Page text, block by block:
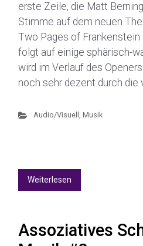
erste Zeile, die Matt
Stimme auf dem neuen
Two Pages of Frankenstein
folgt auf einige sphärisch-
wird im Verlauf des
noch sehr dezent durch die
Audio/Visuell , Musik
Weiterlesen
Assoziatives